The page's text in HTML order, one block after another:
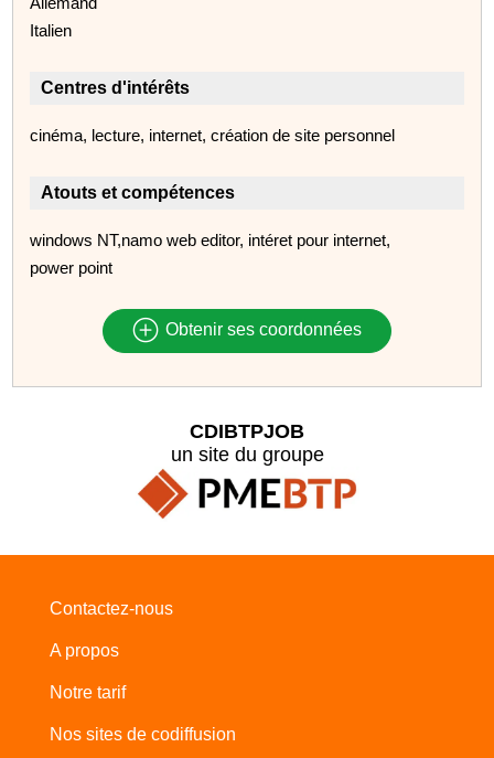
Italien
Centres d'intérêts
cinéma, lecture, internet, création de site personnel
Atouts et compétences
windows NT,namo web editor, intéret pour internet,
power point
Obtenir ses coordonnées
CDIBTPJOB
un site du groupe
Contactez-nous
A propos
Notre tarif
Nos sites de codiffusion